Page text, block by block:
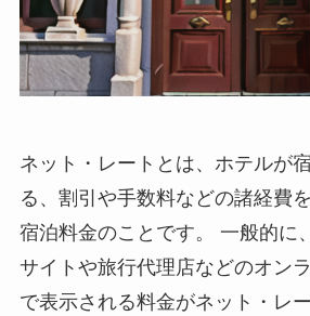
ネット・レートとは、ホテルが
る、割引や手数料などの諸経費
宿泊料金のことです。
一般的に
サイトや旅行代理店などのオン
で表示される料金がネット・レー